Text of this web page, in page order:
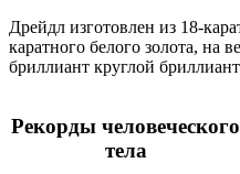
Дрейдл изготовлен из 18-
каратного белого золота, на
бриллиант круглой
Рекорды человеческого
тела